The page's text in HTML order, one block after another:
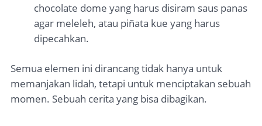
chocolate dome yang harus disiram saus panas
agar meleleh, atau piñata kue yang harus
dipecahkan.
Semua elemen ini dirancang tidak hanya untuk
memanjakan lidah, tetapi untuk menciptakan sebuah
momen. Sebuah cerita yang bisa dibagikan.